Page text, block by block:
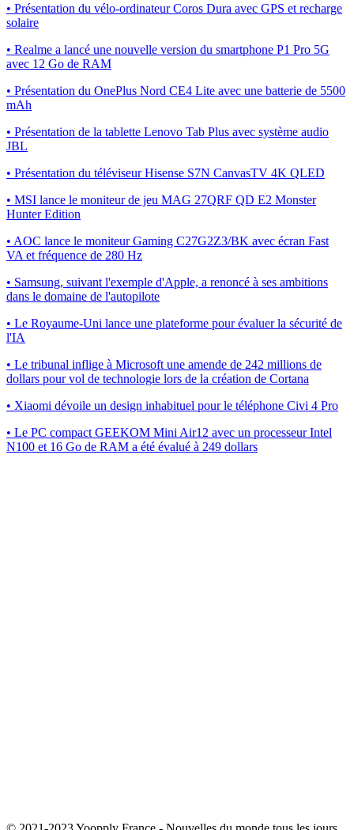
• Présentation du vélo-ordinateur Coros Dura avec GPS et recharge
solaire
• Realme a lancé une nouvelle version du smartphone P1 Pro 5G
avec 12 Go de RAM
• Présentation du OnePlus Nord CE4 Lite avec une batterie de 5500
mAh
• Présentation de la tablette Lenovo Tab Plus avec système audio
JBL
• Présentation du téléviseur Hisense S7N CanvasTV 4K QLED
• MSI lance le moniteur de jeu MAG 27QRF QD E2 Monster
Hunter Edition
• AOC lance le moniteur Gaming C27G2Z3/BK avec écran Fast
VA et fréquence de 280 Hz
• Samsung, suivant l'exemple d'Apple, a renoncé à ses ambitions
dans le domaine de l'autopilote
• Le Royaume-Uni lance une plateforme pour évaluer la sécurité de
l'IA
• Le tribunal inflige à Microsoft une amende de 242 millions de
dollars pour vol de technologie lors de la création de Cortana
• Xiaomi dévoile un design inhabituel pour le téléphone Civi 4 Pro
• Le PC compact GEEKOM Mini Air12 avec un processeur Intel
N100 et 16 Go de RAM a été évalué à 249 dollars